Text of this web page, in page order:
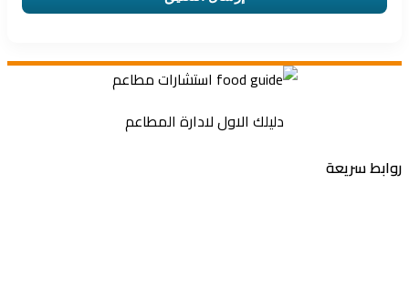
دليلك الاول لادارة المطاعم
سريعة